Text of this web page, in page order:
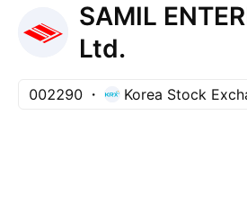
SAMIL
Ltd.
002290 Korea Stock